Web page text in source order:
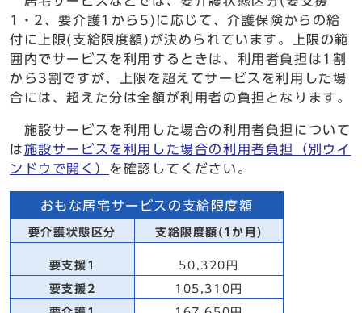
1・2、要介護1から5)に応じて、介護保険からの給
付に上限(支給限度額)が決められています。上限の範
囲内でサービスを利用するときは、利用者負担は1割
から3割ですが、上限を超えてサービスを利用した場
合には、超えた分は全額が利用者の負担となります。
施設サービスを利用した場合の利用者負担について
は施設サービスを利用した場合の利用者負担
（別ウイ
ンドウで開く） を確認してください。
おもな居宅サービスの支給限度額
要介護状態区分 支給限度額(1か月)
要支援1 50,320円
要支援2 105,310円